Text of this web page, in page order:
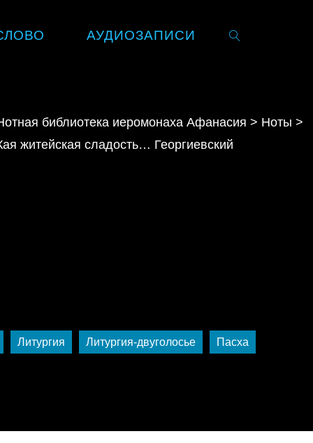
АУДИОЗАПИСИ
библиотека иеромонаха Афанасия > Ноты >
житейская сладость… Георгиевский
Литургия Литургия-двуголосье Пасха